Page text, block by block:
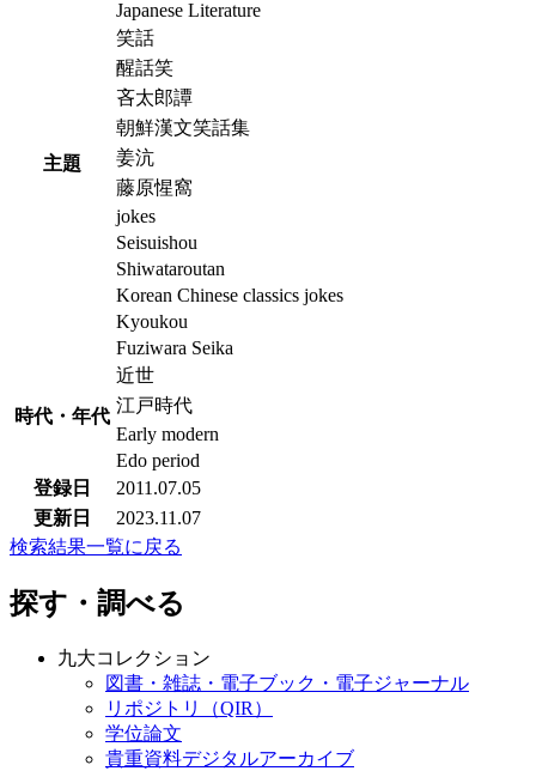
主題
Japanese Literature
笑話
醒話笑
吝太郎譚
朝鮮漢文笑話集
姜沆
藤原惺窩
jokes
Seisuishou
Shiwataroutan
Korean Chinese classics jokes
Kyoukou
Fuziwara Seika
時代・年代
近世
江戸時代
Early modern
Edo period
登録日
2011.07.05
更新日
2023.11.07
検索結果一覧に戻る
探す・調べる
九大コレクション
図書・雑誌・電子ブック・電子ジャーナル
リポジトリ（QIR）
学位論文
貴重資料デジタルアーカイブ